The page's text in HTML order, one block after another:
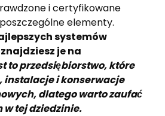
i certyfikowane
elementy.
systemów
je na
to przedsiębiorstwo, które
instalacje i konserwacje
dlatego warto zaufać
tej dziedzinie.